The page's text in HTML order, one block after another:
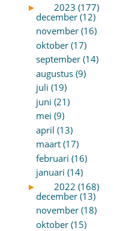
►
2023 (177)
december (12)
november (16)
oktober (17)
september (14)
augustus (9)
juli (19)
juni (21)
mei (9)
april (13)
maart (17)
februari (16)
januari (14)
►
2022 (168)
december (13)
november (18)
oktober (15)